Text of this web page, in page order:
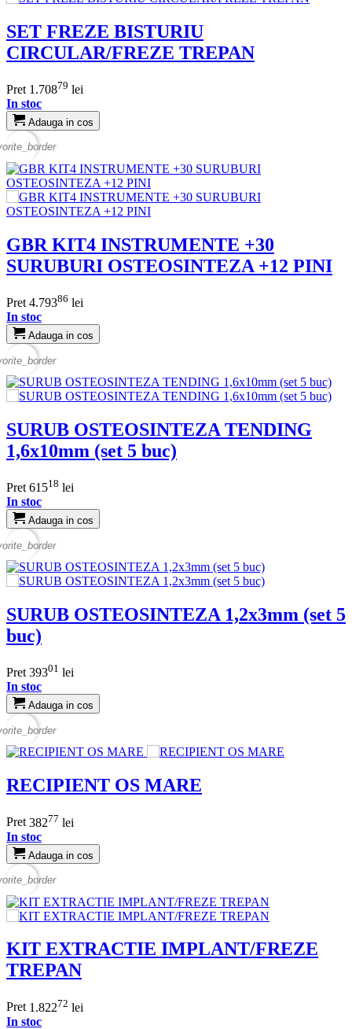
SET FREZE BISTURIU
CIRCULAR/FREZE TREPAN
Pret 1.70879 lei
In stoc
Adauga in cos
GBR KIT4 INSTRUMENTE +30
SURUBURI OSTEOSINTEZA +12 PINI
Pret 4.79386 lei
In stoc
Adauga in cos
SURUB OSTEOSINTEZA TENDING
1,6x10mm (set 5 buc)
Pret 61518 lei
In stoc
Adauga in cos
SURUB OSTEOSINTEZA 1,2x3mm (set 5
buc)
Pret 39301 lei
In stoc
Adauga in cos
RECIPIENT OS MARE
Pret 38277 lei
In stoc
Adauga in cos
KIT EXTRACTIE IMPLANT/FREZE
TREPAN
Pret 1.82272 lei
In stoc